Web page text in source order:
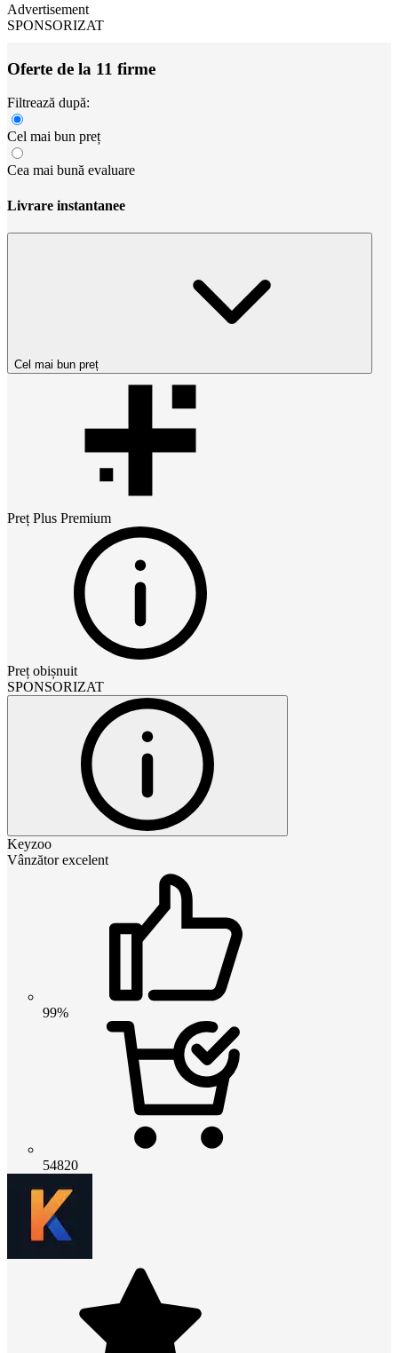
Advertisement
SPONSORIZAT
Oferte de la 11 firme
Filtrează după:
Cel mai bun preț
Cea mai bună evaluare
Livrare instantanee
Cel mai bun preț
Preț Plus Premium
Preț obișnuit
SPONSORIZAT
Keyzoo
Vânzător excelent
99%
54820